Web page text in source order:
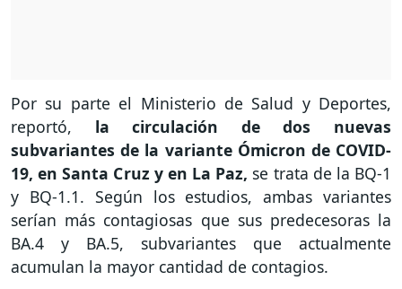
Por su parte el Ministerio de Salud y Deportes,
reportó, la circulación de dos nuevas
subvariantes de la variante Ómicron de COVID-
19, en Santa Cruz y en La Paz, se trata de la BQ-1
y BQ-1.1. Según los estudios, ambas variantes
serían más contagiosas que sus predecesoras la
BA.4 y BA.5, subvariantes que actualmente
acumulan la mayor cantidad de contagios.